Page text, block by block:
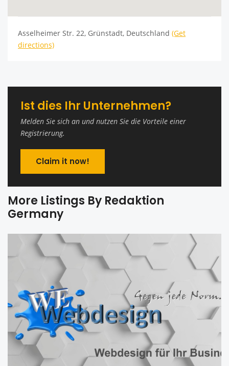
Asselheimer Str. 22, Grünstadt, Deutschland (Get
directions)
Ist dies Ihr Unternehmen?
Melden Sie sich an und nutzen Sie die Vorteile einer
Registrierung.
Claim it now!
More Listings By Redaktion
Germany